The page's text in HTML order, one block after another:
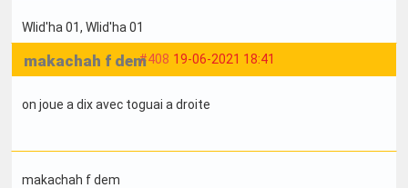
Wlid'ha 01, Wlid'ha 01
#408 19-06-2021 18:41
makachah f dem
on joue a dix avec toguai a droite
makachah f dem